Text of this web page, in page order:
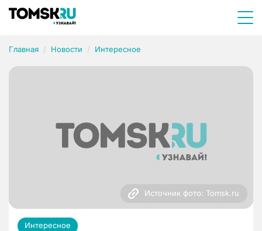
Главная Новости Интересное
Источник фото: Tomsk.ru
Интересное